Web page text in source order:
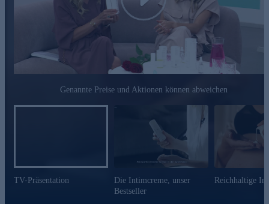
gleichzeitig gereinigt und gestärkt wird. Erleben Sie die seidig
cremige Konsistenz, die speziell für die Bedürfnisse sensibler
Intimhaut und das tägliche Waschen entwickelt wurde.
Intimpflege-Duo gleich online bestellen.
Genannte Preise und Aktionen können abweichen
TV-Präsentation
Die Intimcreme, unser
Bestseller
Reichhaltige